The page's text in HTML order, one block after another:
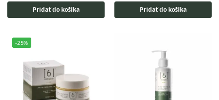
Pridať do košíka Pridať do košíka
-25%